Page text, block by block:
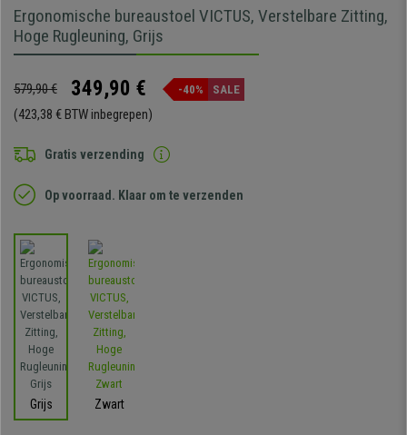
Ergonomische bureaustoel VICTUS, Verstelbare Zitting,
Hoge Rugleuning, Grijs
579,90 € 349,90 € -40% SALE
(423,38 € BTW inbegrepen)
Gratis verzending
Op voorraad. Klaar om te verzenden
Grijs Zwart